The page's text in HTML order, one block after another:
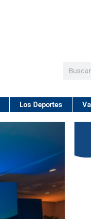
Buscar
Los Deportes